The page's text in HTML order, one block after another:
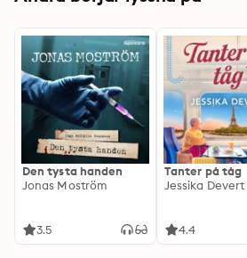
Den tysta handen
Jonas Moström
3.5
Tanter på tåg
Jessika Devert
4.4